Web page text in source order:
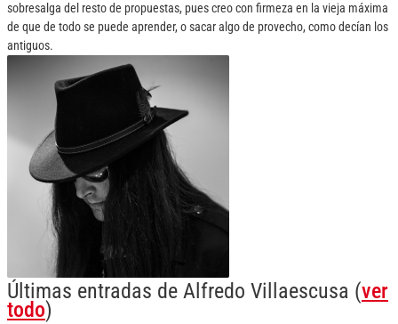
sobresalga del resto de propuestas, pues creo con firmeza en la vieja máxima
de que de todo se puede aprender, o sacar algo de provecho, como decían los
antiguos.
Últimas entradas de Alfredo Villaescusa (ver
todo)